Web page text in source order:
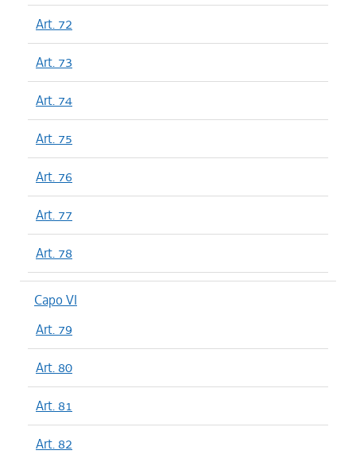
Art. 72
Art. 73
Art. 74
Art. 75
Art. 76
Art. 77
Art. 78
Capo VI
Art. 79
Art. 80
Art. 81
Art. 82